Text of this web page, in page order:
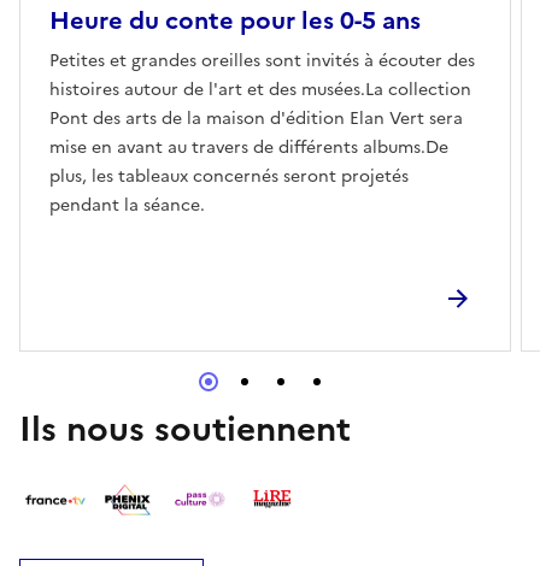
Heure du conte pour les 0-5 ans
Petites et grandes oreilles sont invités à écouter des
histoires autour de l'art et des musées.La collection
Pont des arts de la maison d'édition Elan Vert sera
mise en avant au travers de différents albums.De
plus, les tableaux concernés seront projetés
pendant la séance.
Ils nous soutiennent